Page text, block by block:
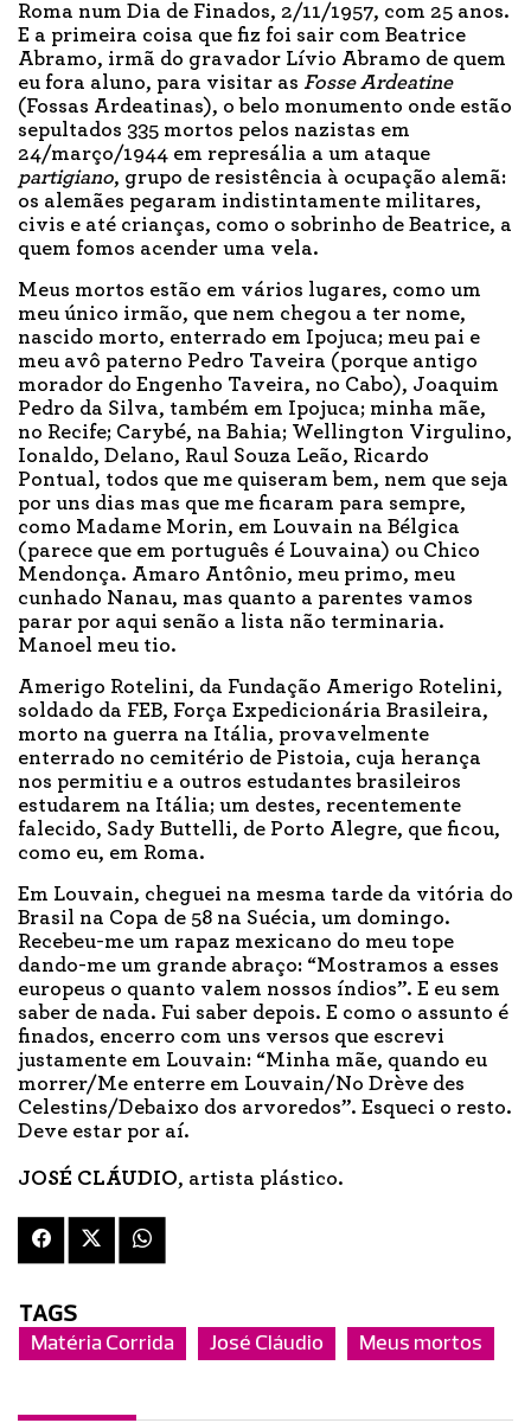
Roma num Dia de Finados, 2/11/1957, com 25 anos.
E a primeira coisa que fiz foi sair com Beatrice
Abramo, irmã do gravador Lívio Abramo de quem
eu fora aluno, para visitar as Fosse Ardeatine
(Fossas Ardeatinas), o belo monumento onde estão
sepultados 335 mortos pelos nazistas em
24/março/1944 em represália a um ataque
partigiano, grupo de resistência à ocupação alemã:
os alemães pegaram indistintamente militares,
civis e até crianças, como o sobrinho de Beatrice, a
quem fomos acender uma vela.
Meus mortos estão em vários lugares, como um
meu único irmão, que nem chegou a ter nome,
nascido morto, enterrado em Ipojuca; meu pai e
meu avô paterno Pedro Taveira (porque antigo
morador do Engenho Taveira, no Cabo), Joaquim
Pedro da Silva, também em Ipojuca; minha mãe,
no Recife; Carybé, na Bahia; Wellington Virgulino,
Ionaldo, Delano, Raul Souza Leão, Ricardo
Pontual, todos que me quiseram bem, nem que seja
por uns dias mas que me ficaram para sempre,
como Madame Morin, em Louvain na Bélgica
(parece que em português é Louvaina) ou Chico
Mendonça. Amaro Antônio, meu primo, meu
cunhado Nanau, mas quanto a parentes vamos
parar por aqui senão a lista não terminaria.
Manoel meu tio.
Amerigo Rotelini, da Fundação Amerigo Rotelini,
soldado da FEB, Força Expedicionária Brasileira,
morto na guerra na Itália, provavelmente
enterrado no cemitério de Pistoia, cuja herança
nos permitiu e a outros estudantes brasileiros
estudarem na Itália; um destes, recentemente
falecido, Sady Buttelli, de Porto Alegre, que ficou,
como eu, em Roma.
Em Louvain, cheguei na mesma tarde da vitória do
Brasil na Copa de 58 na Suécia, um domingo.
Recebeu-me um rapaz mexicano do meu tope
dando-me um grande abraço: “Mostramos a esses
europeus o quanto valem nossos índios”. E eu sem
saber de nada. Fui saber depois. E como o assunto é
finados, encerro com uns versos que escrevi
justamente em Louvain: “Minha mãe, quando eu
morrer/Me enterre em Louvain/No Drève des
Celestins/Debaixo dos arvoredos”. Esqueci o resto.
Deve estar por aí.
JOSÉ CLÁUDIO, artista plástico.
TAGS
Matéria Corrida José Cláudio Meus mortos